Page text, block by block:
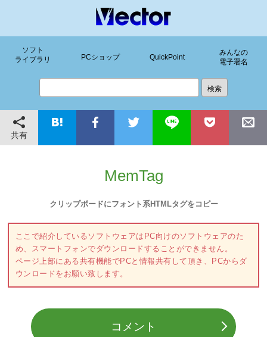
ソフト
ライブラリ
PCショップ QuickPoint
みんなの
電子署名
共有
MemTag
クリップボードにフォント系HTMLタグをコピー
ここで紹介しているソフトウェアはPC向けのソフトウェアのた
め、スマートフォンでダウンロードすることができません。
ページ上部にある共有機能でPCと情報共有して頂き、PCからダ
ウンロードをお願い致します。
コメント